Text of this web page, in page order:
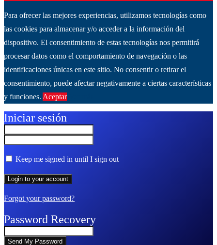
Para ofrecer las mejores experiencias, utilizamos tecnologías como
las cookies para almacenar y/o acceder a la información del
dispositivo. El consentimiento de estas tecnologías nos permitirá
procesar datos como el comportamiento de navegación o las
identificaciones únicas en este sitio. No consentir o retirar el
consentimiento, puede afectar negativamente a ciertas características
y funciones. Aceptar
Iniciar sesión
Keep me signed in until I sign out
Forgot your password?
Password Recovery